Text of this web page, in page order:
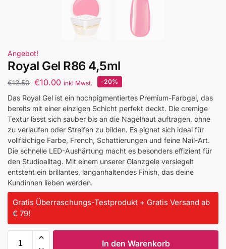
Angebot!
Royal Gel R86 4,5ml
€12.50 €10.00 inkl Mwst. -20%
Das Royal Gel ist ein hochpigmentiertes Premium-Farbgel, das
bereits mit einer einzigen Schicht perfekt deckt. Die cremige
Textur lässt sich sauber bis an die Nagelhaut auftragen, ohne
zu verlaufen oder Streifen zu bilden. Es eignet sich ideal für
vollflächige Farbe, French, Schattierungen und feine Nail-Art.
Die schnelle LED-Aushärtung macht es besonders effizient für
den Studioalltag. Mit einem unserer Glanzgele versiegelt
entsteht ein brillantes, langanhaltendes Finish, das deine
Kundinnen lieben werden.
Gratis Überraschungs-Testprodukt + Gratis Versand ab
€ 79!
In den Warenkorb